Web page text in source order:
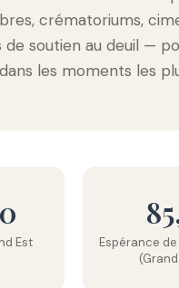
crématoriums,
de soutien au deuil —
les moments les
Est
Espérance